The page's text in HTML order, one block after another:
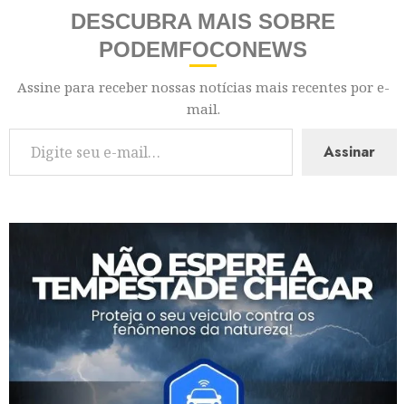
DESCUBRA MAIS SOBRE
PODEMFOCONEWS
Assine para receber nossas notícias mais recentes por e-
mail.
Assinar